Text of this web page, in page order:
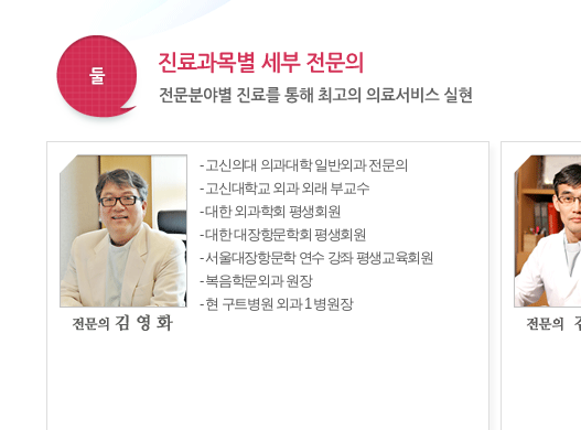
- 고신의대 의과대학 일반외과 전문의
- 고신대학교 외과 외래 부교수
- 대한 외과학회 평생회원
- 대한 대장항문학회 평생회원
- 서울대장항문학 연수 강좌 평생교육회원
- 복음학문외과 원장
- 현 구트병원 외과 1 병원장